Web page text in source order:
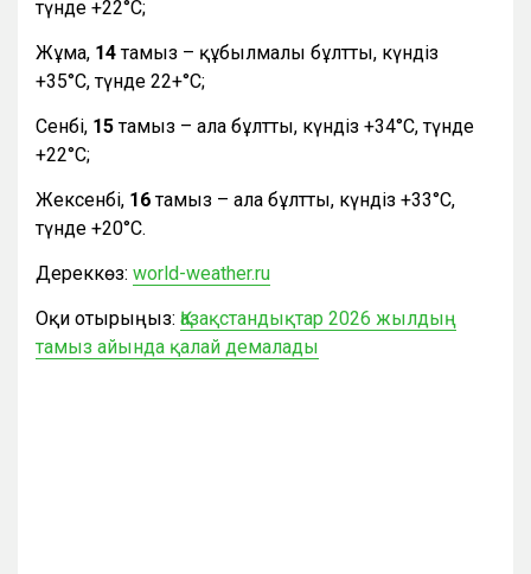
түнде +22°С;
Жұма, 14тамыз – құбылмалы бұлтты, күндіз
+35°С, түнде 22+°С;
Сенбі, 15тамыз – ала бұлтты, күндіз +34°С, түнде
+22°С;
Жексенбі, 16тамыз – ала бұлтты, күндіз +33°С,
түнде +20°С.
Дереккөз: world-weather.ru
Оқи отырыңыз: Қазақстандықтар 2026 жылдың
тамыз айында қалай демалады